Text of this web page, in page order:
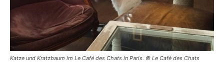
Katze und Kratzbaum im Le Café des Chats in Paris. © Le Café des Chats